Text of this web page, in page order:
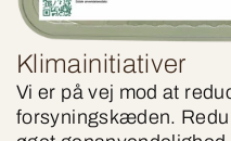
Klimainitiativer
Vi er på vej mod at
forsyningskæden.